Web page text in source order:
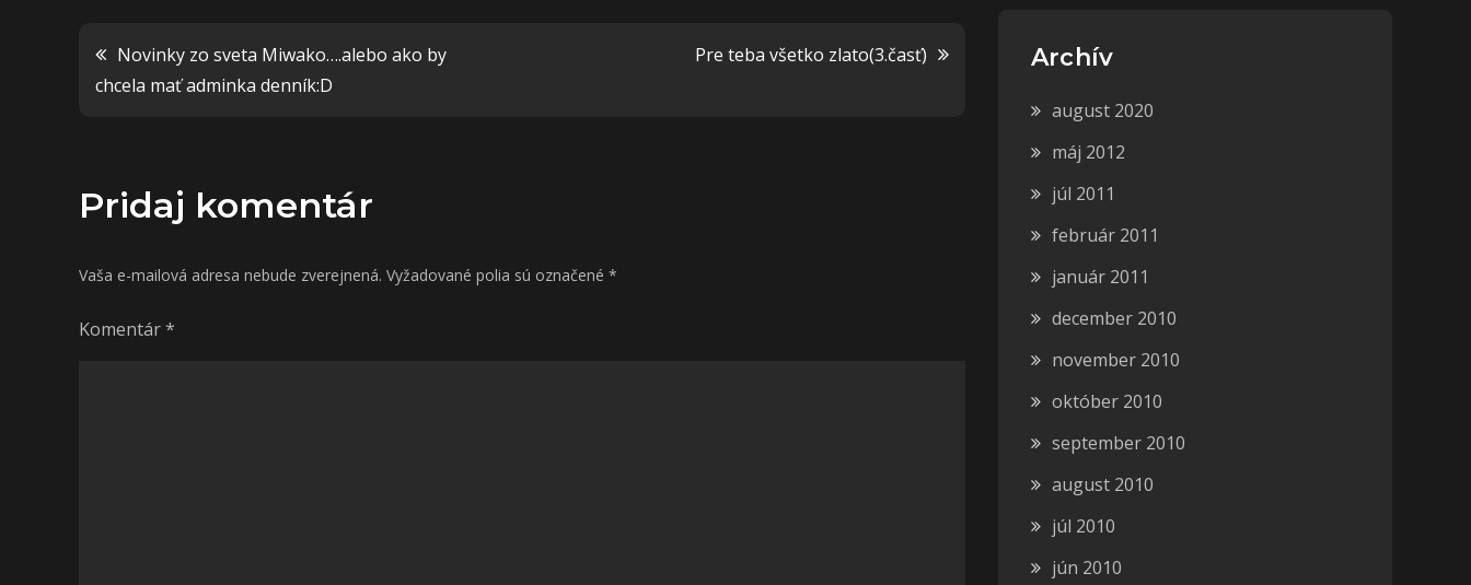
Navigácia
článku
Novinky zo sveta Miwako….alebo ako by
chcela mať adminka denník:D
Pre teba všetko zlato(3.časť)
Pridaj komentár
Vaša e-mailová adresa nebude zverejnená. Vyžadované polia sú označené *
Komentár*
Archív
august 2020
máj 2012
júl 2011
február 2011
január 2011
december 2010
november 2010
október 2010
september 2010
august 2010
júl 2010
jún 2010